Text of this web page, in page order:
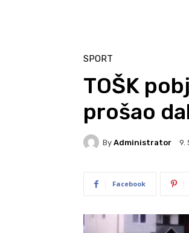
SPORT
TOŠK
prošao
By Administrator 9.
Facebook